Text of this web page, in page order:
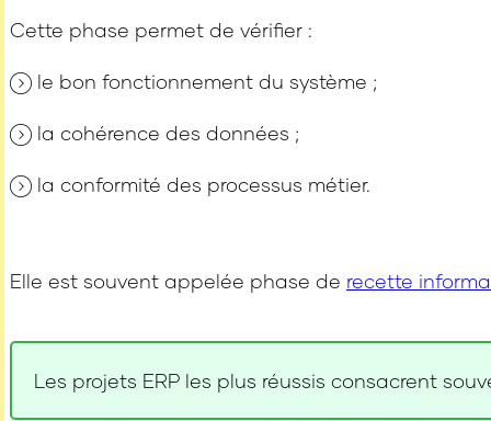
Cette phase permet de vérifier :
le bon fonctionnement du système ;
la cohérence des données ;
la conformité des processus métier.
Elle est souvent appelée phase de recette
Les projets ERP les plus réussis consacrent